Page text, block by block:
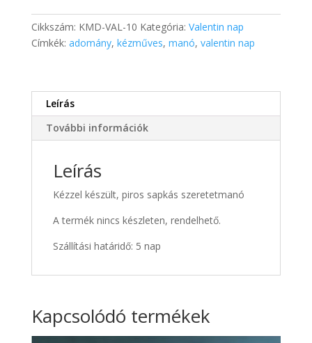
Cikkszám: KMD-VAL-10 Kategória: Valentin nap
Címkék: adomány, kézműves, manó, valentin nap
Leírás
További információk
Leírás
Kézzel készült, piros sapkás szeretetmanó
A termék nincs készleten, rendelhető.
Szállítási határidő: 5 nap
Kapcsolódó termékek